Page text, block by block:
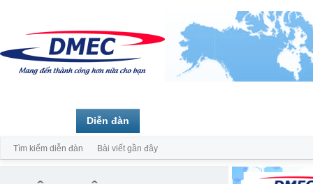
Diễn đàn
Tìm kiếm diễn đàn Bài viết gần đây